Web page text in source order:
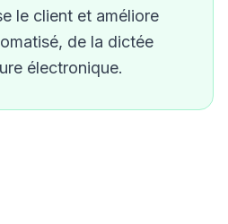
le client et améliore
de la dictée
électronique.